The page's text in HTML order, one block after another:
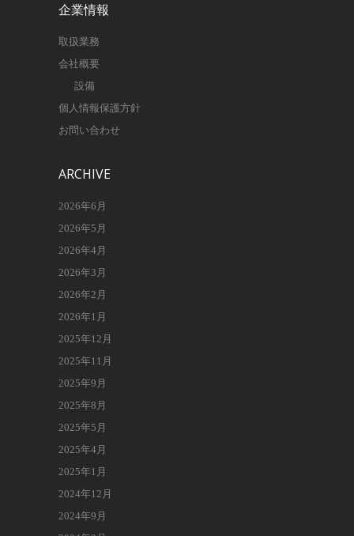
企業情報
取扱業務
会社概要
設備
個人情報保護方針
お問い合わせ
ARCHIVE
2026年6月
2026年5月
2026年4月
2026年3月
2026年2月
2026年1月
2025年12月
2025年11月
2025年9月
2025年8月
2025年5月
2025年4月
2025年1月
2024年12月
2024年9月